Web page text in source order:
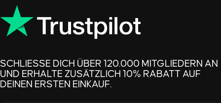
SCHLIESSE DICH ÜBER 120.000 MITGLIEDERN AN U
ND ERHALTE ZUSÄTZLICH 10% RABATT AUF D
EINEN ERSTEN EINKAUF.